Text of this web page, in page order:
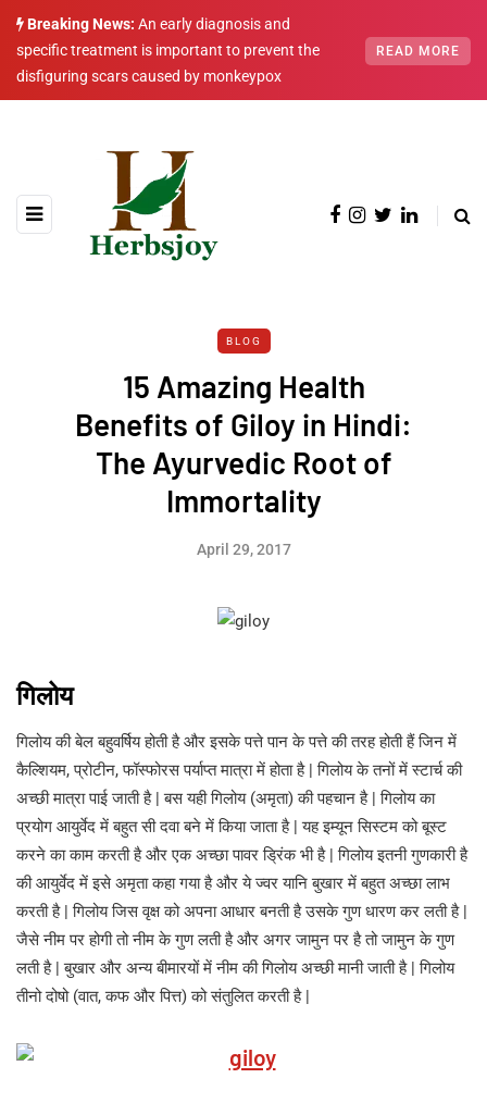
Breaking News: An early diagnosis and
specific treatment is important to prevent the
disfiguring scars caused by monkeypox
READ MORE
BLOG
15 Amazing Health
Benefits of Giloy in Hindi:
The Ayurvedic Root of
Immortality
April 29, 2017
गिलोय
गिलोय की बेल बहुवर्षिय होती है और इसके पत्ते पान के पत्ते की तरह होती हैं जिन में
कैल्शि‍यम, प्रोटीन, फॉस्फोरस पर्याप्त मात्रा में होता है | गिलोय के तनों में स्टार्च की
अच्छी मात्रा पाई जाती है | बस यही गिलोय (अमृता) की पहचान है | गिलोय का
प्रयोग आयुर्वेद में बहुत सी दवा बने में किया जाता है | यह इम्यून सिस्टम को बूस्ट
करने का काम करती है और एक अच्छा पावर ड्रिंक भी है | गिलोय इतनी गुणकारी है
की आयुर्वेद में इसे अमृता कहा गया है और ये ज्वर यानि बुखार में बहुत अच्छा लाभ
करती है | गिलोय जिस वृक्ष को अपना आधार बनती है उसके गुण धारण कर लती है |
जैसे नीम पर होगी तो नीम के गुण लती है और अगर जामुन पर है तो जामुन के गुण
लती है | बुखार और अन्य बीमारयों में नीम की गिलोय अच्छी मानी जाती है | गिलोय
तीनो दोषो (वात, कफ और पित्त) को संतुलित करती है |